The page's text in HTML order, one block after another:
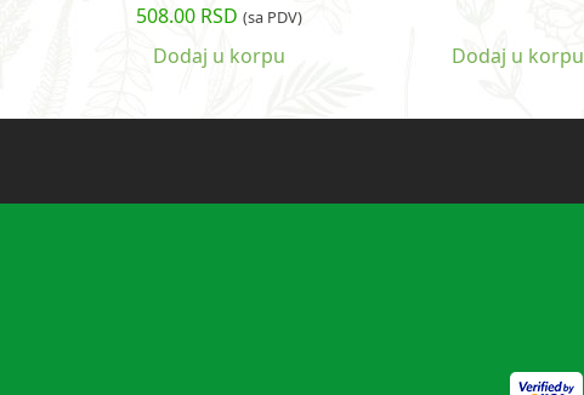
Ocenjeno
sa5.00od
508.00 RSD (sa PDV)
Dodaj u korpu Dodaj u korpu